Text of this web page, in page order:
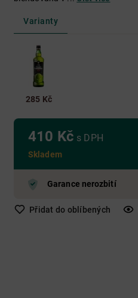
Varianty
285 Kč
410 Kč s DPH
Skladem
Garance nerozbití
Přidat do oblíbených